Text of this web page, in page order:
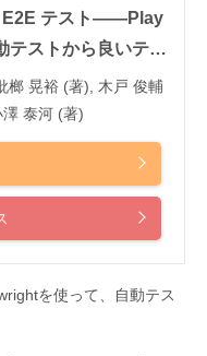
E2E テスト――Play
テストから良いテス
ニア選書)
榔 晃裕 (著), 木戸 俊輔
泰河 (著)
を使って、自動テス